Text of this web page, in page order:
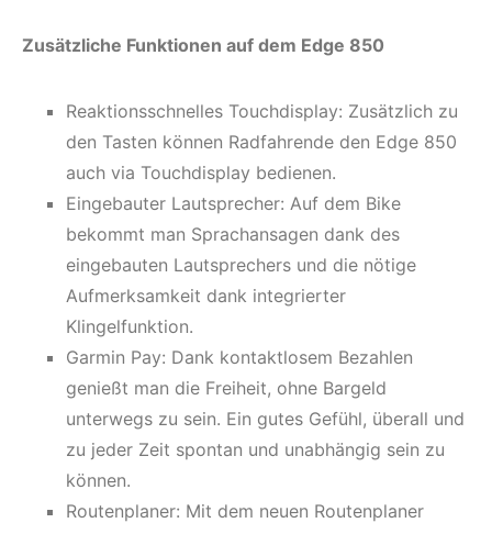
Zusätzliche Funktionen auf dem Edge 850
Reaktionsschnelles Touchdisplay: Zusätzlich zu
den Tasten können Radfahrende den Edge 850
auch via Touchdisplay bedienen.
Eingebauter Lautsprecher: Auf dem Bike
bekommt man Sprachansagen dank des
eingebauten Lautsprechers und die nötige
Aufmerksamkeit dank integrierter
Klingelfunktion.
Garmin Pay: Dank kontaktlosem Bezahlen
genießt man die Freiheit, ohne Bargeld
unterwegs zu sein. Ein gutes Gefühl, überall und
zu jeder Zeit spontan und unabhängig sein zu
können.
Routenplaner: Mit dem neuen Routenplaner